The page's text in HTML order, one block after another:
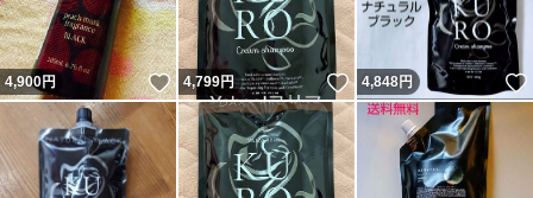
4,900円 いいね！
4,799円 いいね！
4,848円